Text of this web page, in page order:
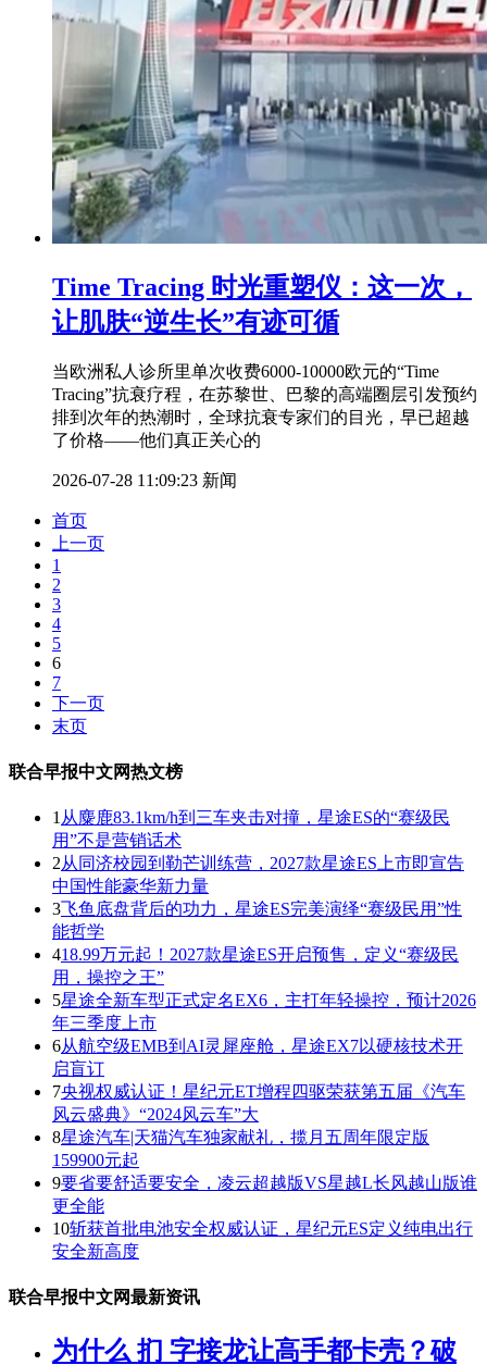
Time Tracing 时光重塑仪：这一次，
让肌肤“逆生长”有迹可循
当欧洲私人诊所里单次收费6000-10000欧元的“Time
Tracing”抗衰疗程，在苏黎世、巴黎的高端圈层引发预约
排到次年的热潮时，全球抗衰专家们的目光，早已超越
了价格——他们真正关心的
2026-07-28 11:09:23 新闻
首页
上一页
1
2
3
4
5
6
7
下一页
末页
联合早报中文网热文榜
1 从麋鹿83.1km/h到三车夹击对撞，星途ES的“赛级民
用”不是营销话术
2从同济校园到勒芒训练营，2027款星途ES上市即宣告
中国性能豪华新力量
3飞鱼底盘背后的功力，星途ES完美演绎“赛级民用”性
能哲学
418.99万元起！2027款星途ES开启预售，定义“赛级民
用，操控之王”
5星途全新车型正式定名EX6，主打年轻操控，预计2026
年三季度上市
6从航空级EMB到AI灵犀座舱，星途EX7以硬核技术开
启盲订
7央视权威认证！星纪元ET增程四驱荣获第五届《汽车
风云盛典》“2024风云车”大
8星途汽车|天猫汽车独家献礼，揽月五周年限定版
159900元起
9要省要舒适要安全，凌云超越版VS星越L长风越山版谁
更全能
10斩获首批电池安全权威认证，星纪元ES定义纯电出行
安全新高度
联合早报中文网最新资讯
为什么 扪 字接龙让高手都卡壳？破